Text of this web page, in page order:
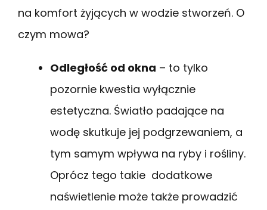
na komfort żyjących w wodzie stworzeń. O
czym mowa?
Odległość od okna – to tylko
pozornie kwestia wyłącznie
estetyczna. Światło padające na
wodę skutkuje jej podgrzewaniem, a
tym samym wpływa na ryby i rośliny.
Oprócz tego takie dodatkowe
naświetlenie może także prowadzić